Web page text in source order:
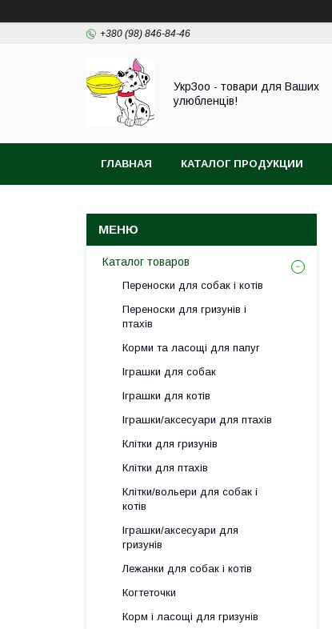
+380 (98) 846-84-46
УкрЗоо - товари для Ваших
улюбленців!
ГЛАВНАЯ КАТАЛОГ ПРОДУКЦИИ
Каталог товаров
Переноски для собак і котів
Переноски для гризунів і
птахів
Корми та ласощі для папуг
Іграшки для собак
Іграшки для котів
Іграшки/аксесуари для птахів
Клітки для гризунів
Клітки для птахів
Клітки/вольери для собак і
котів
Іграшки/аксесуари для
гризунів
Лежанки для собак і котів
Когтеточки
Корм і ласощі для гризунів